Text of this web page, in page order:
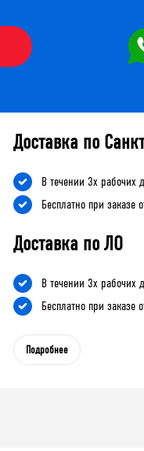
Доставка по
В течении 3х рабочих
Бесплатно при заказе
Доставка по ЛО
В течении 3х рабочих
Бесплатно при
Подробнее